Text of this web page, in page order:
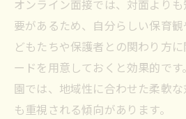
保育士の魅力を伝える面接
保育士としての志望動
方法
面接官に響く保育士の
保育士面接で強みをア
オンライン面接では、対面より
要があるため、自分らしい保育
どもたちや保護者との関わり方
ードを用意しておくと効果的で
園では、地域性に合わせた柔軟
も重視される傾向があります。